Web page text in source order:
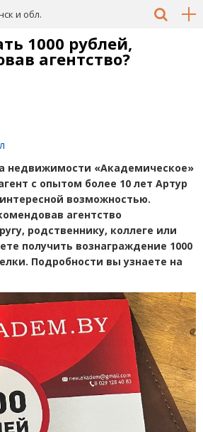
и обл.
1000 рублей,
агентство?
недвижимости «Академическое»
с опытом более 10 лет Артур
возможностью.
агентство
родственнику, коллеге или
получить вознаграждение 1000
Подробности вы узнаете на